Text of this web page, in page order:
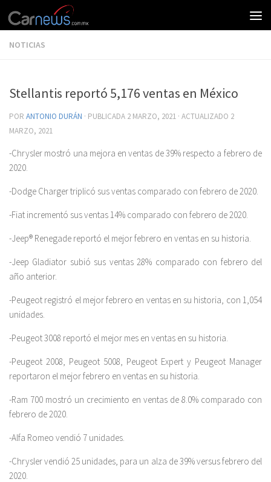
NOTICIAS
Stellantis reportó 5,176 ventas en México
POR ANTONIO DURÁN · PUBLICADA 2 MARZO, 2021 · ACTUALIZADO 2
MARZO, 2021
-Chrysler mostró una mejora en ventas de 39% respecto a febrero de
2020.
-Dodge Charger triplicó sus ventas comparado con febrero de 2020.
-Fiat incrementó sus ventas 14% comparado con febrero de 2020.
-Jeep® Renegade reportó el mejor febrero en ventas en su historia.
-Jeep Gladiator subió sus ventas 28% comparado con febrero del
año anterior.
-Peugeot registró el mejor febrero en ventas en su historia, con 1,054
unidades.
-Peugeot 3008 reportó el mejor mes en ventas en su historia.
-Peugeot 2008, Peugeot 5008, Peugeot Expert y Peugeot Manager
reportaron el mejor febrero en ventas en su historia.
-Ram 700 mostró un crecimiento en ventas de 8.0% comparado con
febrero de 2020.
-Alfa Romeo vendió 7 unidades.
-Chrysler vendió 25 unidades, para un alza de 39% versus febrero del
2020.